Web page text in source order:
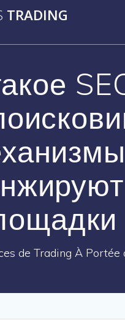
au
TRADING
de Trading À Portée